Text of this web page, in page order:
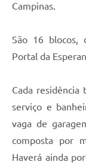
Campinas.
São 16 blocos,
Portal da
Cada residência
serviço e
vaga de
composta por
Haverá ainda